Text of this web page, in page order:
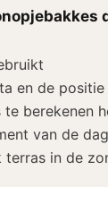
en de positie
berekenen
van de
in de